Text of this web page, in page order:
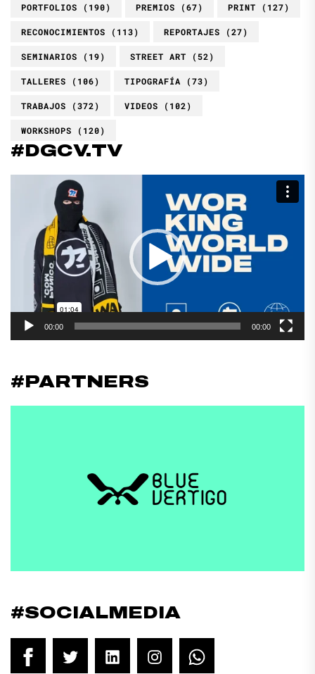
PORTFOLIOS (190) PREMIOS (67) PRINT (127)
RECONOCIMIENTOS (113) REPORTAJES (27)
SEMINARIOS (19) STREET ART (52)
TALLERES (106) TIPOGRAFÍA (73)
TRABAJOS (372) VIDEOS (102)
WORKSHOPS (120)
#DGCV.TV
Reproductor
00:00 00:00
#PARTNERS
#SOCIALMEDIA
FacebookTwitter LinkedInInstagram